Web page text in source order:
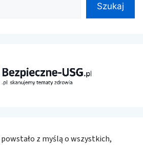
Szukaj
powstało z myślą o wszystkich,